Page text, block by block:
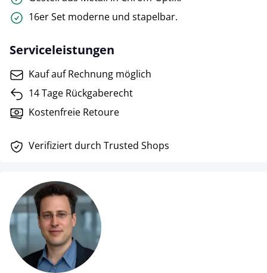
16er Set moderne und stapelbar.
Serviceleistungen
Kauf auf Rechnung möglich
14 Tage Rückgaberecht
Kostenfreie Retoure
Verifiziert durch Trusted Shops